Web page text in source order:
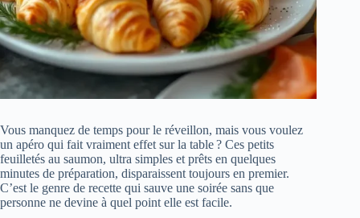
Vous manquez de temps pour le réveillon, mais vous voulez
un apéro qui fait vraiment effet sur la table ? Ces petits
feuilletés au saumon, ultra simples et prêts en quelques
minutes de préparation, disparaissent toujours en premier.
C’est le genre de recette qui sauve une soirée sans que
personne ne devine à quel point elle est facile.